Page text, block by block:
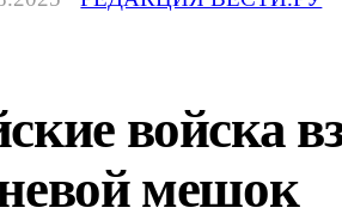
войска
мешок